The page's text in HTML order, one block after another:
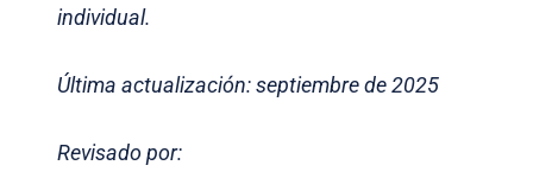
individual.
Última actualización: septiembre de 2025
Revisado por: